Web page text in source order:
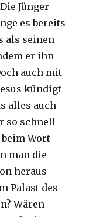
Jünger
es bereits
als seinen
er ihn
auch mit
kündigt
alles auch
so schnell
Wort
man die
heraus
Palast des
Wären